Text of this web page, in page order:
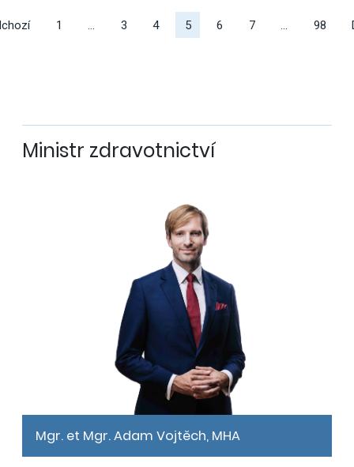
výsledky
1 … 3 4 5 6 7 … 98
Ministr zdravotnictví
Mgr. et Mgr. Adam Vojtěch, MHA